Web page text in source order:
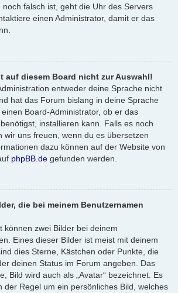
falsch ist, geht die Uhr des Servers
einen Administrator, damit er das
auf diesem Board nicht zur Auswahl!
entweder deine Sprache nicht
hat das Forum bislang in deine Sprache
Board-Administrator, ob er das
installieren kann. Falls es noch
wir uns freuen, wenn du es übersetzen
dazu können auf der Website von
phpBB.de gefunden werden.
die bei meinem Benutzernamen
können zwei Bilder bei deinem
Eines dieser Bilder ist meist mit deinem
dies Sterne, Kästchen oder Punkte, die
deinen Status im Forum angeben. Das
Bild wird auch als „Avatar“ bezeichnet. Es
der Regel um ein persönliches Bild, welches